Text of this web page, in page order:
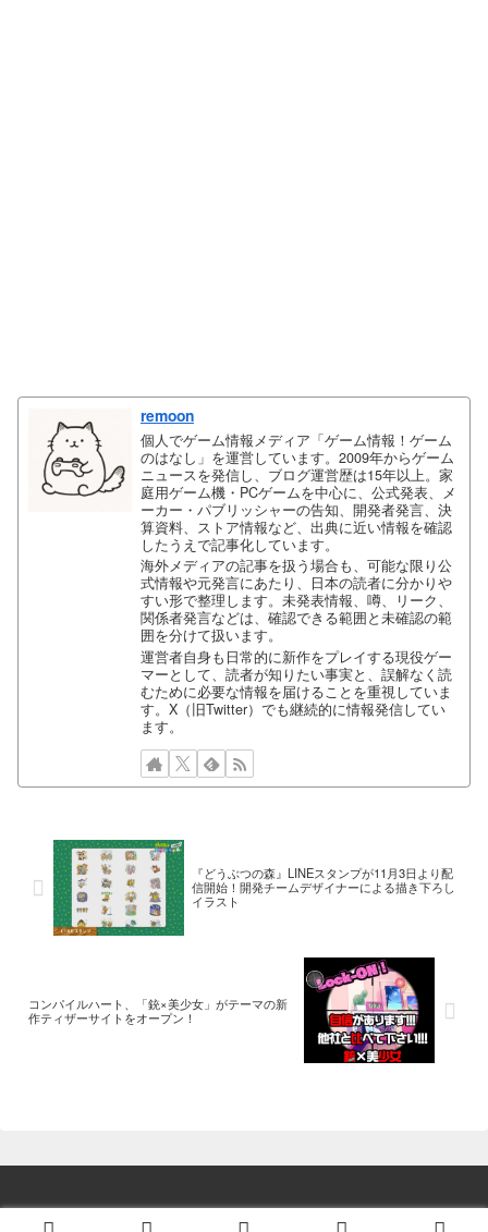
remoon
個人でゲーム情報メディア「ゲーム情報！ゲーム
のはなし」を運営しています。2009年からゲーム
ニュースを発信し、ブログ運営歴は15年以上。家
庭用ゲーム機・PCゲームを中心に、公式発表、メ
ーカー・パブリッシャーの告知、開発者発言、決
算資料、ストア情報など、出典に近い情報を確認
したうえで記事化しています。
海外メディアの記事を扱う場合も、可能な限り公
式情報や元発言にあたり、日本の読者に分かりや
すい形で整理します。未発表情報、噂、リーク、
関係者発言などは、確認できる範囲と未確認の範
囲を分けて扱います。
運営者自身も日常的に新作をプレイする現役ゲー
マーとして、読者が知りたい事実と、誤解なく読
むために必要な情報を届けることを重視していま
す。X（旧Twitter）でも継続的に情報発信してい
ます。
『どうぶつの森』LINEスタンプが11月3日より配
信開始！開発チームデザイナーによる描き下ろし
イラスト
コンパイルハート、「銃×美少女」がテーマの新
作ティザーサイトをオープン！